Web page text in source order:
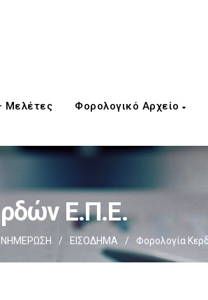
Μελέτες Φορολογικό Αρχείο
Ε.Π.Ε.
/ ΕΙΣΟΔΗΜΑ / Φορολογία